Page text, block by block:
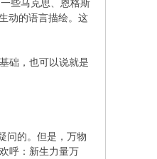
些马克思、恩格斯
动的语言描绘。这
础，也可以说就是
问的。但是，万物
呼：新生力量万